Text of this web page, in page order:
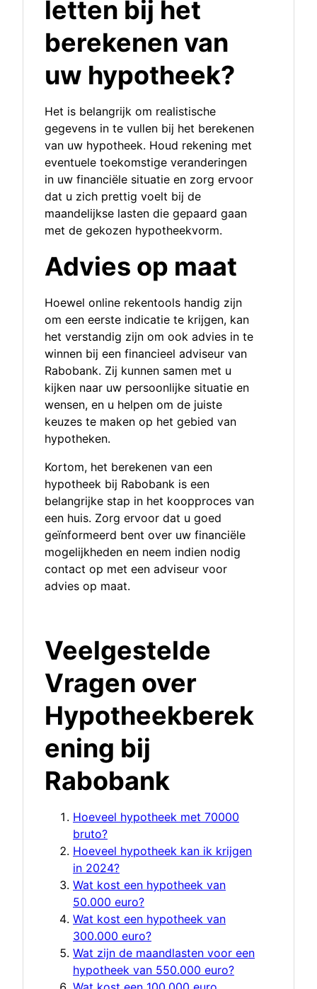
letten bij het
berekenen van
uw hypotheek?
Het is belangrijk om realistische
gegevens in te vullen bij het berekenen
van uw hypotheek. Houd rekening met
eventuele toekomstige veranderingen
in uw financiële situatie en zorg ervoor
dat u zich prettig voelt bij de
maandelijkse lasten die gepaard gaan
met de gekozen hypotheekvorm.
Advies op maat
Hoewel online rekentools handig zijn
om een eerste indicatie te krijgen, kan
het verstandig zijn om ook advies in te
winnen bij een financieel adviseur van
Rabobank. Zij kunnen samen met u
kijken naar uw persoonlijke situatie en
wensen, en u helpen om de juiste
keuzes te maken op het gebied van
hypotheken.
Kortom, het berekenen van een
hypotheek bij Rabobank is een
belangrijke stap in het koopproces van
een huis. Zorg ervoor dat u goed
geïnformeerd bent over uw financiële
mogelijkheden en neem indien nodig
contact op met een adviseur voor
advies op maat.
Veelgestelde
Vragen over
Hypotheekberek
ening bij
Rabobank
Hoeveel hypotheek met 70000
bruto?
Hoeveel hypotheek kan ik krijgen
in 2024?
Wat kost een hypotheek van
50.000 euro?
Wat kost een hypotheek van
300.000 euro?
Wat zijn de maandlasten voor een
hypotheek van 550.000 euro?